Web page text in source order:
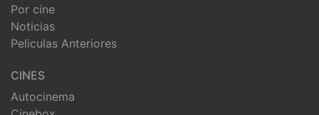
Por cine
Noticias
Peliculas Anteriores
CINES
Autocinema